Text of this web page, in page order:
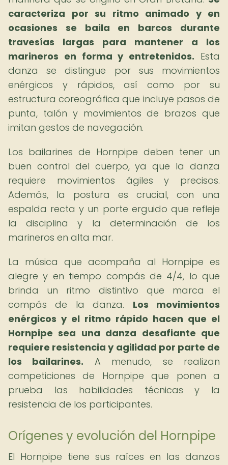
caracteriza por su ritmo animado y en
ocasiones se baila en barcos durante
travesías largas para mantener a los
marineros en forma y entretenidos. Esta
danza se distingue por sus movimientos
enérgicos y rápidos, así como por su
estructura coreográfica que incluye pasos de
punta, talón y movimientos de brazos que
imitan gestos de navegación.
Los bailarines de Hornpipe deben tener un
buen control del cuerpo, ya que la danza
requiere movimientos ágiles y precisos.
Además, la postura es crucial, con una
espalda recta y un porte erguido que refleje
la disciplina y la determinación de los
marineros en alta mar.
La música que acompaña al Hornpipe es
alegre y en tiempo compás de 4/4, lo que
brinda un ritmo distintivo que marca el
compás de la danza. Los movimientos
enérgicos y el ritmo rápido hacen que el
Hornpipe sea una danza desafiante que
requiere resistencia y agilidad por parte de
los bailarines. A menudo, se realizan
competiciones de Hornpipe que ponen a
prueba las habilidades técnicas y la
resistencia de los participantes.
Orígenes y evolución del Hornpipe
El Hornpipe tiene sus raíces en las danzas